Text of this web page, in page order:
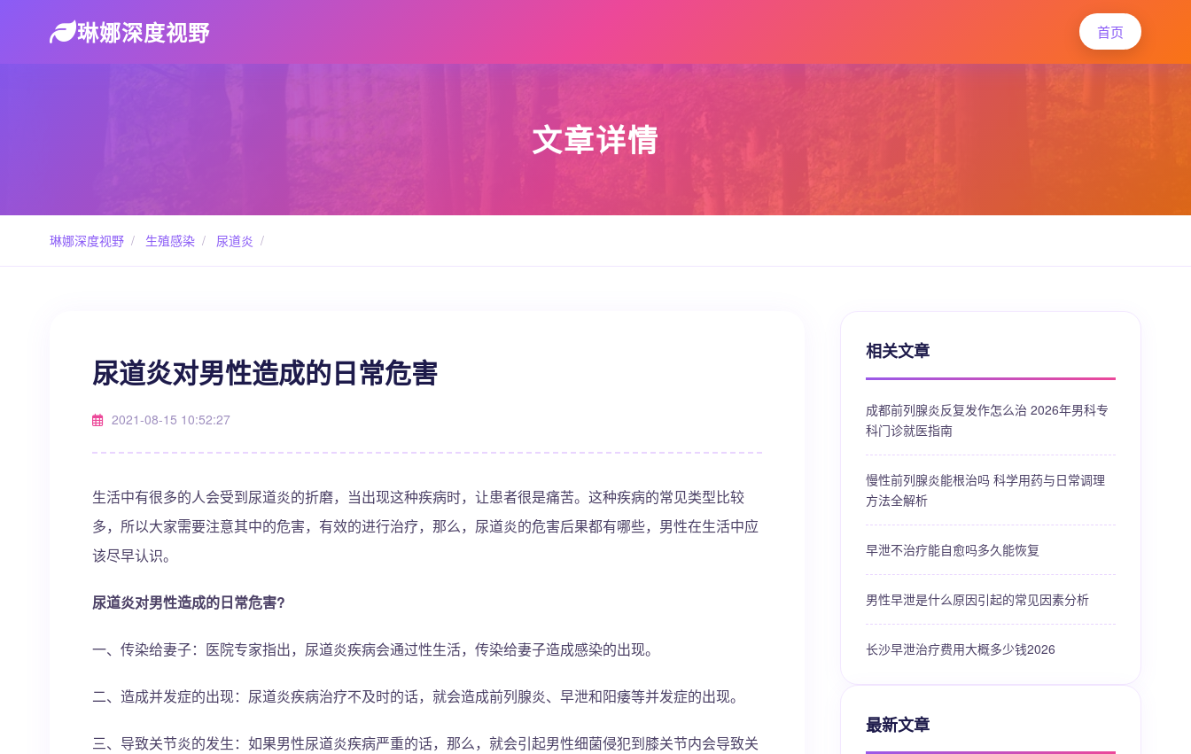
琳娜深度视野 首页
文章详情
琳娜深度视野 / 生殖感染 / 尿道炎 /
尿道炎对男性造成的日常危害
2021-08-15 10:52:27
生活中有很多的人会受到尿道炎的折磨，当出现这种疾病时，让患者很是痛苦。这种疾病的常见类型比较
多，所以大家需要注意其中的危害，有效的进行治疗，那么，尿道炎的危害后果都有哪些，男性在生活中应
该尽早认识。
尿道炎对男性造成的日常危害?
一、传染给妻子：医院专家指出，尿道炎疾病会通过性生活，传染给妻子造成感染的出现。
二、造成并发症的出现：尿道炎疾病治疗不及时的话，就会造成前列腺炎、早泄和阳痿等并发症的出现。
三、导致关节炎的发生：如果男性尿道炎疾病严重的话，那么，就会引起男性细菌侵犯到膝关节内会导致关
相关文章
成都前列腺炎反复发作怎么治 2026年男科专
科门诊就医指南
慢性前列腺炎能根治吗 科学用药与日常调理
方法全解析
早泄不治疗能自愈吗多久能恢复
男性早泄是什么原因引起的常见因素分析
长沙早泄治疗费用大概多少钱2026
最新文章